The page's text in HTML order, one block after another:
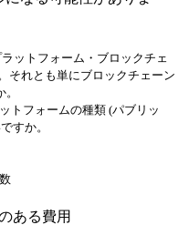
ットフォーム・ブロックチェ
それとも単にブロックチェーン
トフォームの種類 (パブリッ
すか。
ある費用